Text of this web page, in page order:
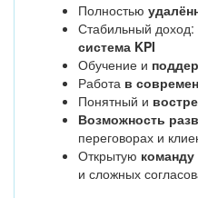
Полностью
Стабильный доход:
система KPI
Обучение и
Работа в
Понятный и
Возможность
переговорах и
Открытую
и сложных